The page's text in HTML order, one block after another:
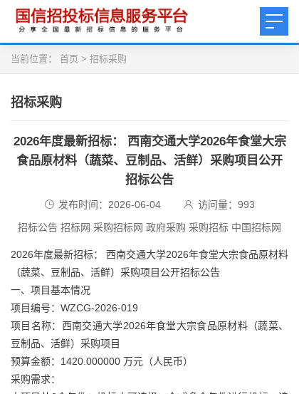
当前位置： 首页 > 招标采购
招标采购
2026年度最新招标： 西南交通大学2026年食堂大宗
食品原材料（蔬菜、豆制品、活鲜）采购项目公开
招标公告
发布时间：2026-06-04 访问量： 993
招标公告 招标网 采购招标网 政府采购 采购招标 中国招标网
2026年度最新招标： 西南交通大学2026年食堂大宗食品原材料
（蔬菜、豆制品、活鲜）采购项目公开招标公告
一、项目基本情况
项目编号：WZCG-2026-019
项目名称：西南交通大学2026年食堂大宗食品原材料（蔬菜、
豆制品、活鲜）采购项目
预算金额：1420.000000 万元（人民币）
采购需求：